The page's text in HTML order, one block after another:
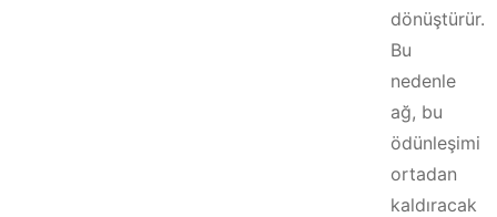
dönüştürür.
Bu
nedenle
ağ, bu
ödünleşimi
ortadan
kaldıracak